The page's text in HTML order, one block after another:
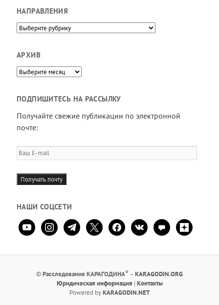
НАПРАВЛЕНИЯ
Направления
АРХИВ
Архив
ПОДПИШИТЕСЬ НА РАССЫЛКУ
Получайте свежие публикации по электронной
почте:
Ваш
E-
mail
Получать почту
НАШИ СОЦСЕТИ
youtubeinstagramtelegram
x facebookvkontaktecomment
zen-
yandex
©Расследование КАРАГОДИНА® – KARAGODIN.ORG
Юридическая информация | Контакты
Powered byKARAGODIN.NET